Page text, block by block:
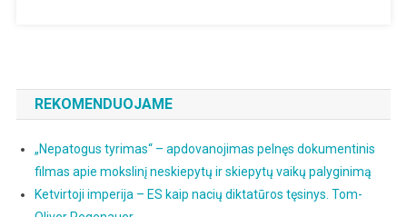
REKOMENDUOJAME
„Nepatogus tyrimas“ – apdovanojimas pelnęs dokumentinis
filmas apie mokslinį neskiepytų ir skiepytų vaikų palyginimą
Ketvirtoji imperija – ES kaip nacių diktatūros tęsinys. Tom-